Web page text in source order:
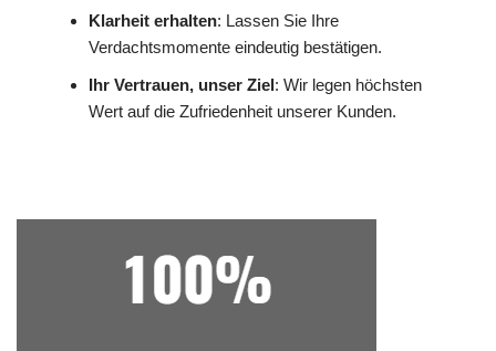
Klarheit erhalten: Lassen Sie Ihre
Verdachtsmomente eindeutig bestätigen.
Ihr Vertrauen, unser Ziel: Wir legen höchsten
Wert auf die Zufriedenheit unserer Kunden.